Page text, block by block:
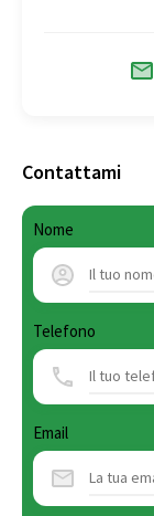
Contattami
Nome
Telefono
Email